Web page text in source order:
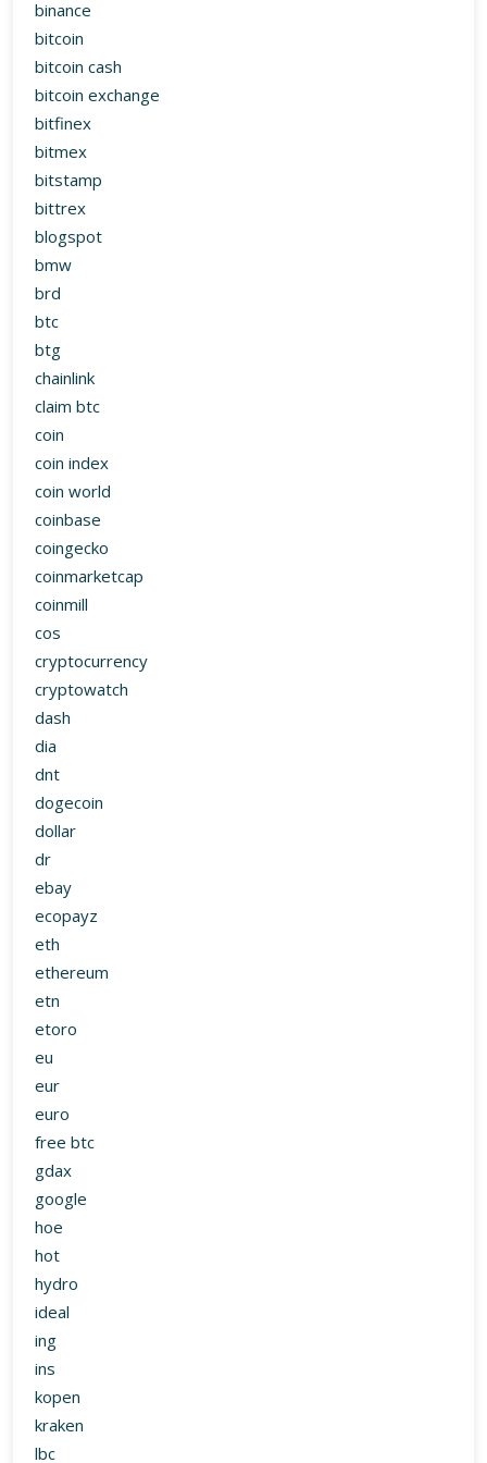
binance
bitcoin
bitcoin cash
bitcoin exchange
bitfinex
bitmex
bitstamp
bittrex
blogspot
bmw
brd
btc
btg
chainlink
claim btc
coin
coin index
coin world
coinbase
coingecko
coinmarketcap
coinmill
cos
cryptocurrency
cryptowatch
dash
dia
dnt
dogecoin
dollar
dr
ebay
ecopayz
eth
ethereum
etn
etoro
eu
eur
euro
free btc
gdax
google
hoe
hot
hydro
ideal
ing
ins
kopen
kraken
lbc